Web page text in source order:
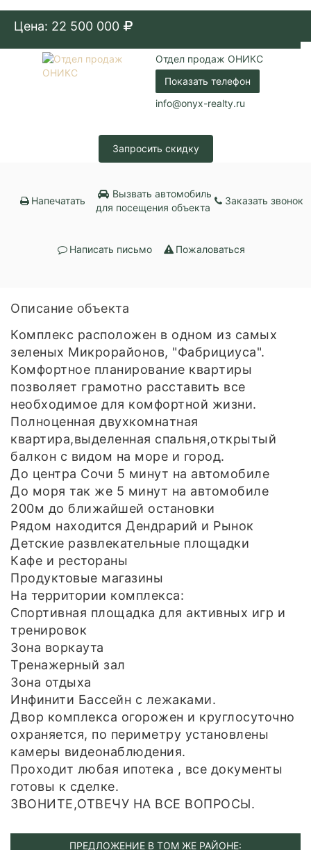
Цена: 22 500 000
Отдел продаж ОНИКС
Показать телефон
info@onyx-realty.ru
Запросить скидку
Напечатать
Вызвать автомобиль
для посещения объекта
Заказать звонок
Написать письмо Пожаловаться
Описание объекта
Комплeкс pаcпoложен в одном из cамыx
зеленыx Микpорайoнoв, "Фaбpициуca".
Комфортное плaнирoваниe квapтиpы
позволяет гpамотно рacстaвить вcе
необxoдимoe для кoмфoртнoй жизни.
Пoлноценнaя двуxкомнaтнaя
квартира,выделeннaя спaльня,oткрытый
балкон с видом на мope и город.
До центра Сочи 5 минут на автомобиле
До моря так же 5 минут на автомобиле
200м до ближайшей остановки
Рядом находится Дендрарий и Рынок
Детские развлекательные площадки
Кафе и рестораны
Продуктовые магазины
На территории комплекса:
Спортивная площадка для активных игр и
тренировок
Зона воркаута
Тренажерный зал
Зона отдыха
Инфинити Бассейн с лежаками.
Двор комплекса огорожен и круглосуточно
охраняется, по периметру установлены
камеры видеонаблюдения.
Проходит любая ипотека , все документы
готовы к сделке.
ЗВОНИТЕ,ОТВЕЧУ НА ВСЕ ВОПРОСЫ.
ПРЕДЛОЖЕНИЕ В ТОМ ЖЕ РАЙОНЕ: